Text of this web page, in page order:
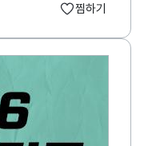
찜하기